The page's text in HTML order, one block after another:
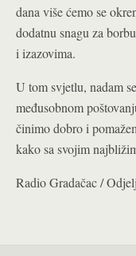
dana više ćemo se
dodatnu snagu za
i izazovima.
U tom svjetlu, nadam
međusobnom
činimo dobro i
kako sa svojim
Radio Gradačac /